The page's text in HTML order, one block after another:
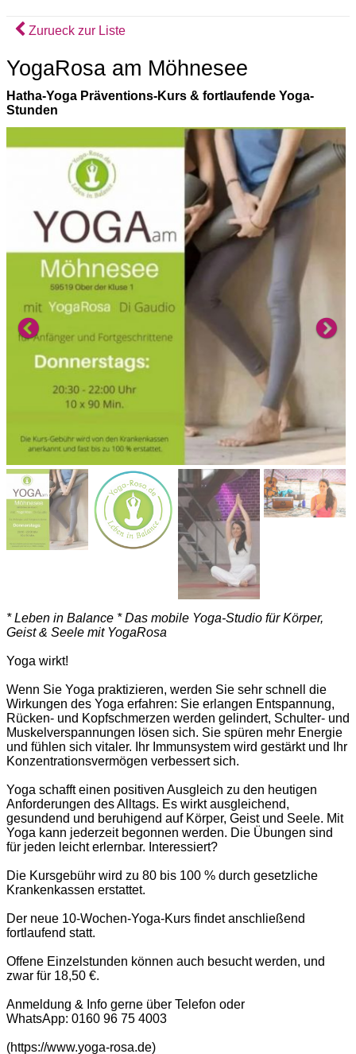
Zurueck zur Liste
YogaRosa am Möhnesee
Hatha-Yoga Präventions-Kurs & fortlaufende Yoga-
Stunden
Previous
* Leben in Balance * Das mobile Yoga-Studio für Körper,
Geist & Seele mit YogaRosa
Yoga wirkt!
Wenn Sie Yoga praktizieren, werden Sie sehr schnell die
Wirkungen des Yoga erfahren: Sie erlangen Entspannung,
Rücken- und Kopfschmerzen werden gelindert, Schulter- und
Muskelverspannungen lösen sich. Sie spüren mehr Energie
und fühlen sich vitaler. Ihr Immunsystem wird gestärkt und Ihr
Konzentrationsvermögen verbessert sich.
Yoga schafft einen positiven Ausgleich zu den heutigen
Anforderungen des Alltags. Es wirkt ausgleichend,
gesundend und beruhigend auf Körper, Geist und Seele. Mit
Yoga kann jederzeit begonnen werden. Die Übungen sind
für jeden leicht erlernbar. Interessiert?
Die Kursgebühr wird zu 80 bis 100 % durch gesetzliche
Krankenkassen erstattet.
Der neue 10-Wochen-Yoga-Kurs findet anschließend
fortlaufend statt.
Offene Einzelstunden können auch besucht werden, und
zwar für 18,50 €.
Anmeldung & Info gerne über Telefon oder
WhatsApp: 0160 96 75 4003
(https://www.yoga-rosa.de)